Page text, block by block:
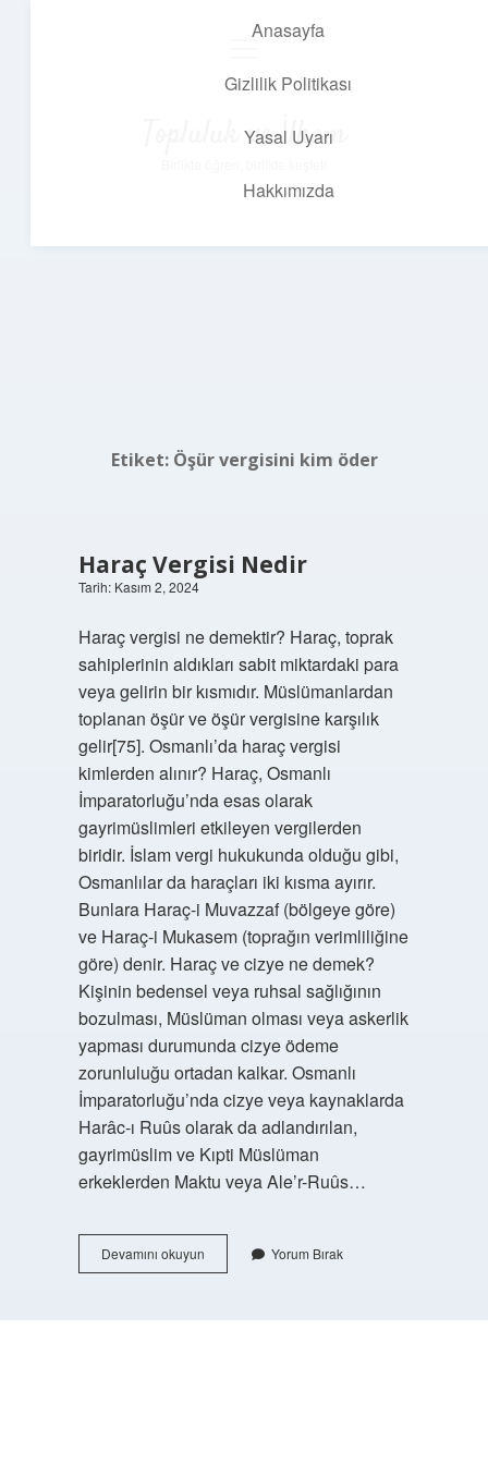
Anasayfa
Gizlilik Politikası
Yasal Uyarı
Hakkımızda
Topluluk ve İlham
Etiket: Öşür vergisini kim öder
Haraç Vergisi Nedir
Tarih: Kasım 2, 2024
Haraç vergisi ne demektir? Haraç, toprak
sahiplerinin aldıkları sabit miktardaki para
veya gelirin bir kısmıdır. Müslümanlardan
toplanan öşür ve öşür vergisine karşılık
gelir[75]. Osmanlı’da haraç vergisi
kimlerden alınır? Haraç, Osmanlı
İmparatorluğu’nda esas olarak
gayrimüslimleri etkileyen vergilerden
biridir. İslam vergi hukukunda olduğu gibi,
Osmanlılar da haraçları iki kısma ayırır.
Bunlara Haraç-i Muvazzaf (bölgeye göre)
ve Haraç-i Mukasem (toprağın verimliliğine
göre) denir. Haraç ve cizye ne demek?
Kişinin bedensel veya ruhsal sağlığının
bozulması, Müslüman olması veya askerlik
yapması durumunda cizye ödeme
zorunluluğu ortadan kalkar. Osmanlı
İmparatorluğu’nda cizye veya kaynaklarda
Harâc-ı Ruûs olarak da adlandırılan,
gayrimüslim ve Kıpti Müslüman
erkeklerden Maktu veya Ale’r-Ruûs…
Devamını okuyunHaraç
Vergisi
Yorum Bırak